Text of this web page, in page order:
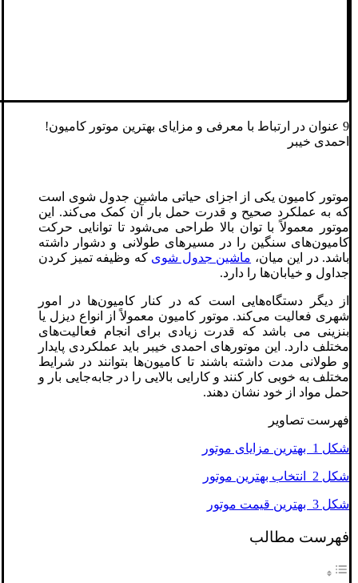
9 عنوان در ارتباط با معرفی و مزایای بهترین موتور کامیون!
احمدی خیبر
موتور کامیون یکی از اجزای حیاتی ماشین جدول شوی است
که به عملکرد صحیح و قدرت حمل بار آن کمک می‌کند. این
موتور معمولاً با توان بالا طراحی می‌شود تا توانایی حرکت
کامیون‌های سنگین را در مسیرهای طولانی و دشوار داشته
باشد. در این میان، ماشین جدول شوی که وظیفه تمیز کردن
جداول و خیابان‌ها را دارد.
از دیگر دستگاه‌هایی است که در کنار کامیون‌ها در امور
شهری فعالیت می‌کند. موتور کامیون معمولاً از انواع دیزل یا
بنزینی می باشد که قدرت زیادی برای انجام فعالیت‌های
مختلف دارد. این موتورهای احمدی خیبر باید عملکردی پایدار
و طولانی مدت داشته باشند تا کامیون‌ها بتوانند در شرایط
مختلف به خوبی کار کنند و کارایی بالایی را در جابه‌جایی بار و
حمل مواد از خود نشان دهند.
فهرست تصاویر
شکل 1 بهترین مزایای موتور
شکل 2 انتخاب بهترین موتور
شکل 3 بهترین قیمت موتور
فهرست مطالب